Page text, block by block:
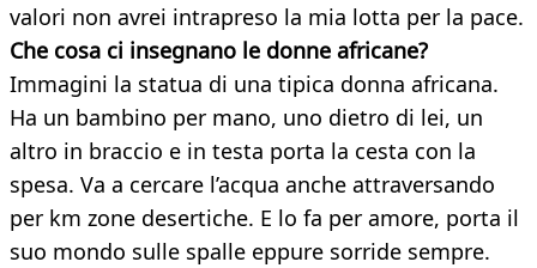
valori non avrei intrapreso la mia lotta per la pace.
Che cosa ci insegnano le donne africane?
Immagini la statua di una tipica donna africana.
Ha un bambino per mano, uno dietro di lei, un
altro in braccio e in testa porta la cesta con la
spesa. Va a cercare l’acqua anche attraversando
per km zone desertiche. E lo fa per amore, porta il
suo mondo sulle spalle eppure sorride sempre.